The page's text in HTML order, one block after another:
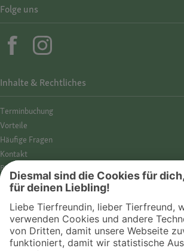
Inhalte & Rechtliches
Termin­buchung
Vorteile
Häufige Fragen
Kontakt
Barrierefreiheit
Impressum
Cookies
AGB
Folge uns